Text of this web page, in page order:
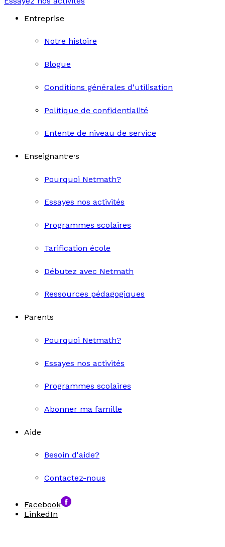
Entreprise
Notre histoire
Blogue
Conditions générales d'utilisation
Politique de confidentialité
Entente de niveau de service
Enseignant·e·s
Pourquoi Netmath?
Essayes nos activités
Programmes scolaires
Tarification école
Débutez avec Netmath
Ressources pédagogiques
Parents
Pourquoi Netmath?
Essayes nos activités
Programmes scolaires
Abonner ma famille
Aide
Besoin d'aide?
Contactez-nous
Facebook
LinkedIn